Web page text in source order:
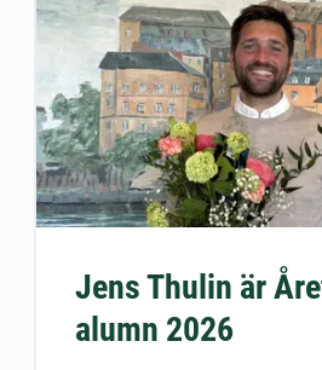
Jens Thulin är
alumn 2026